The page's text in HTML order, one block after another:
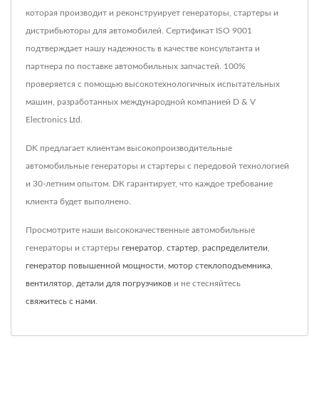
которая производит и реконструирует генераторы, стартеры и
дистрибьюторы для автомобилей. Сертификат ISO 9001
подтверждает нашу надежность в качестве консультанта и
партнера по поставке автомобильных запчастей. 100%
проверяется с помощью высокотехнологичных испытательных
машин, разработанных международной компанией D & V
Electronics Ltd.
DK предлагает клиентам высокопроизводительные
автомобильные генераторы и стартеры с передовой технологией
и 30-летним опытом. DK гарантирует, что каждое требование
клиента будет выполнено.
Просмотрите наши высококачественные автомобильные
генераторы и стартеры генератор стартер распределители
генератор повышенной мощности мотор стеклоподъемника
вентилятор детали для погрузчиков и не стесняйтесь
свяжитесь с нами